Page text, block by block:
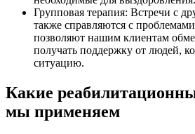
Групповая терапия: Встречи с
также справляются с
позволяют нашим клиентам
получать поддержку от людей,
ситуацию.
Какие
мы применяем